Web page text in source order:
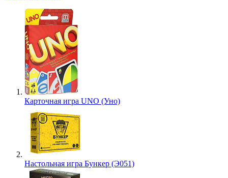
Карточная игра UNO (Уно)
Настольная игра Бункер (Э051)